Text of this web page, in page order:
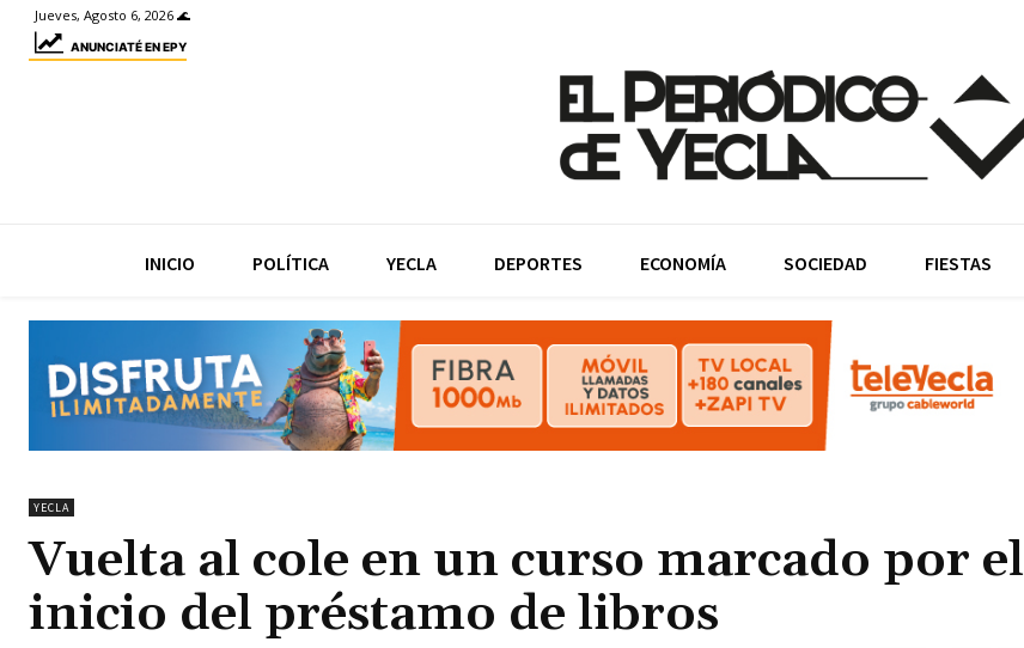
Jueves, Agosto 6, 2026 🌊
ANUNCIATÉ EN EPY
INICIO POLÍTICA YECLA DEPORTES ECONOMÍA SOCIEDAD FIESTAS
YECLA
Vuelta al cole en un curso marcado por el
inicio del préstamo de libros